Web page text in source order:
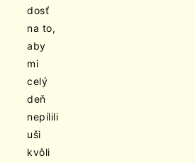
dosť
na to,
aby
mi
celý
deň
nepílili
uši
kvôli